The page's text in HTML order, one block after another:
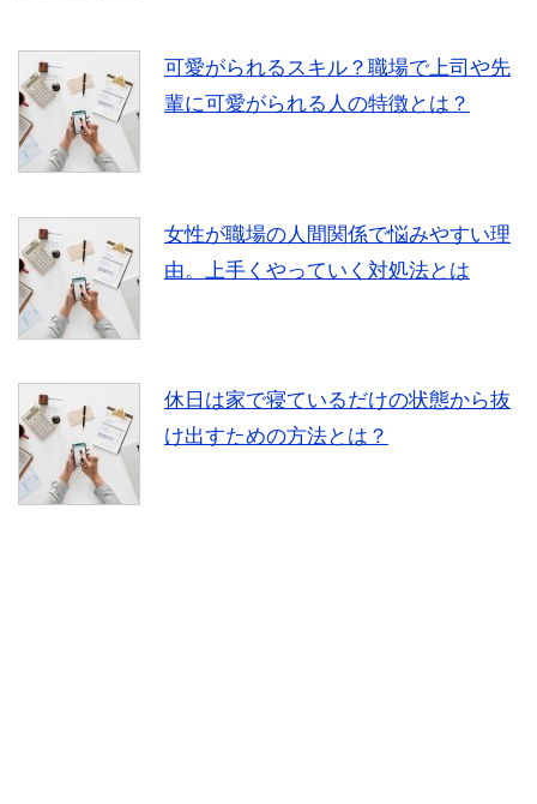
可愛がられるスキル？職場で上司や先
輩に可愛がられる人の特徴とは？
女性が職場の人間関係で悩みやすい理
由。上手くやっていく対処法とは
休日は家で寝ているだけの状態から抜
け出すための方法とは？